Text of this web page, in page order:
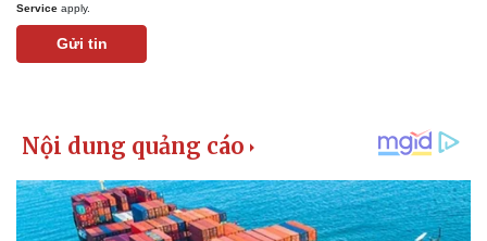
Service apply.
Gửi tin